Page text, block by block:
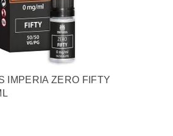
IMPERIA ZERO FIFTY